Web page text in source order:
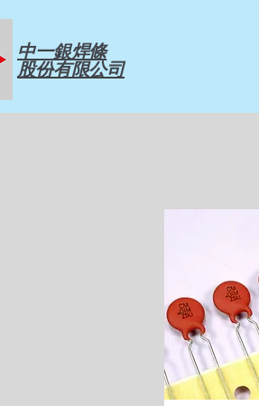
中一銀焊條
股份有限公司